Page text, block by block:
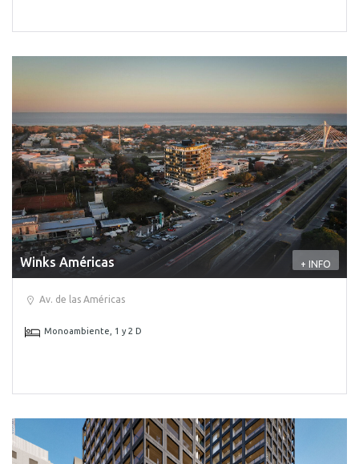
Winks Américas + INFO
Av. de las Américas
Monoambiente, 1 y 2 D